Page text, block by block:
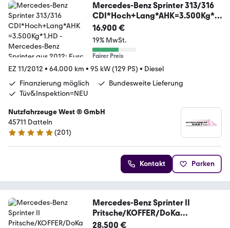
Mercedes-Benz Sprinter 313/316
CDI*Hoch+Lang*AHK=3.500Kg*1.
HD
16.900 €
19% MwSt.
Fairer Preis
EZ 11/2012 • 64.000 km • 95 kW (129 PS) • Diesel
Finanzierung möglich
Bundesweite Lieferung
Tüv&Inspektion=NEU
Nutzfahrzeuge West ® GmbH
45711 Datteln
4.9 Sterne
(201)
Kontakt Parken
Mercedes-Benz Sprinter II
Pritsche/KOFFER/DoKa
519CDI*135TKM*
28.500 €